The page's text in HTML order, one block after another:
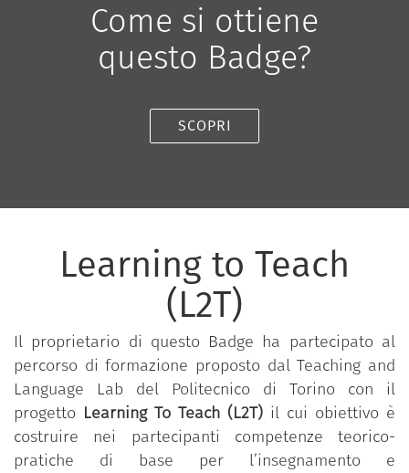
Come si ottiene
questo Badge?
SCOPRI
Learning to Teach
(L2T)
Il proprietario di questo Badge ha partecipato al
percorso di formazione proposto dal Teaching and
Language Lab del Politecnico di Torino con il
progetto Learning To Teach (L2T) il cui obiettivo è
costruire nei partecipanti competenze teorico-
pratiche di base per l’insegnamento e